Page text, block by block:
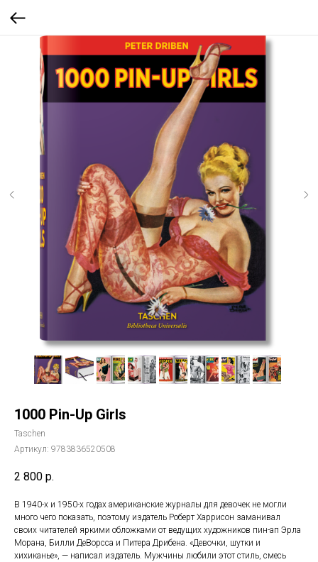
1000 Pin-Up Girls
Taschen
Артикул: 9783836520508
2 800 р.
В 1940-х и 1950-х годах американские журналы для девочек не могли
много чего показать, поэтому издатель Роберт Харрисон заманивал
своих читателей яркими обложками от ведущих художников пин-ап Эрла
Морана, Билли ДеВорсса и Питера Дрибена. «Девочки, шутки и
хихиканье», — написал издатель. Мужчины любили этот стиль, смесь